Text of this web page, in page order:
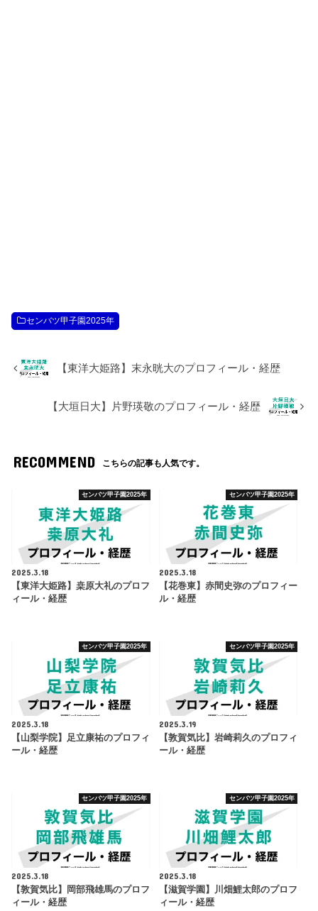
センバツ甲子園2025年
【東洋大姫路】末永晄大のプロフィール・経歴
【大垣日大】片野瑛敬のプロフィール・経歴
RECOMMEND こちらの記事も人気です。
センバツ甲子園2025年
2025.3.18
【東洋大姫路】桒原大礼のプロフ
ィール・経歴
センバツ甲子園2025年
2025.3.18
【花巻東】赤間史弥のプロフィー
ル・経歴
センバツ甲子園2025年
2025.3.18
【山梨学院】足立康祐のプロフィ
ール・経歴
センバツ甲子園2025年
2025.3.19
【敦賀気比】岩崎莉久のプロフィ
ール・経歴
センバツ甲子園2025年
2025.3.18
【敦賀気比】岡部飛雄馬のプロフ
ィール・経歴
センバツ甲子園2025年
2025.3.18
【滋賀学園】川畑鯉太郎のプロフ
ィール・経歴